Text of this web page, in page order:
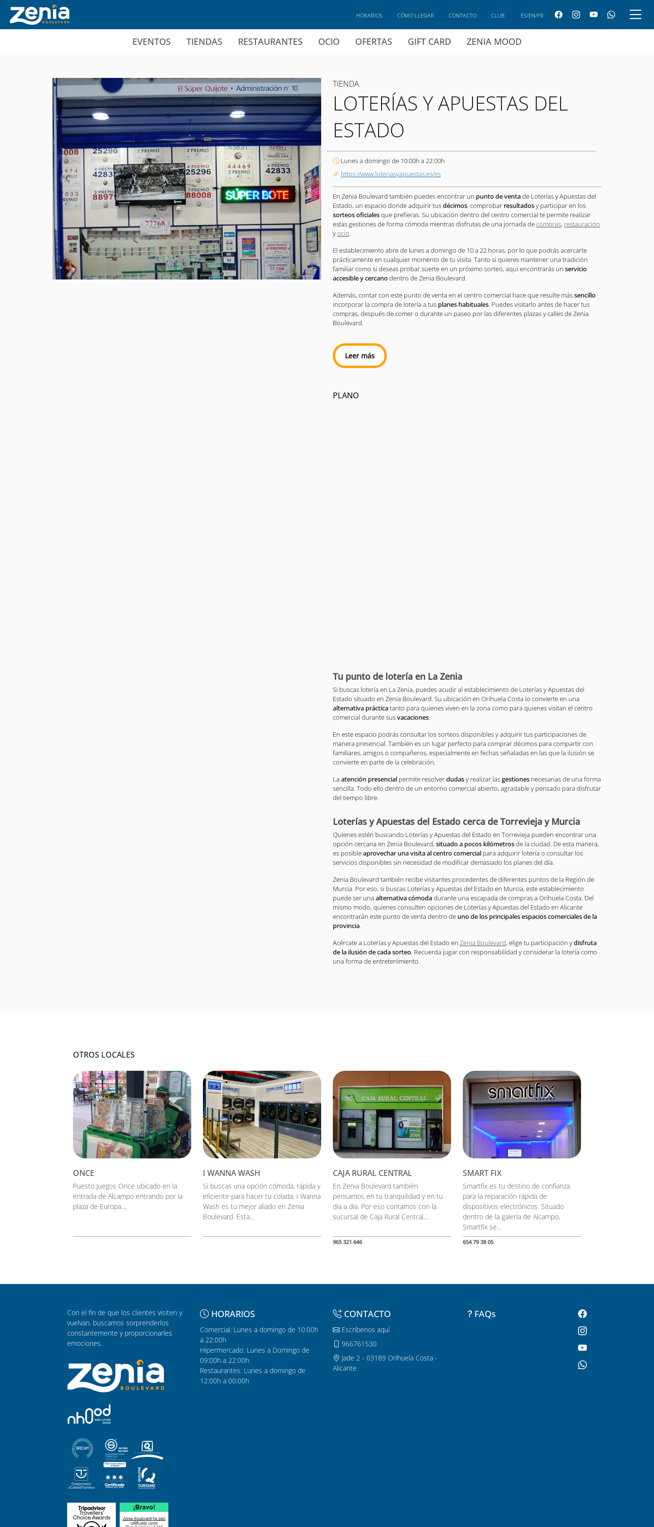
Ir al contenido principal
EVENTOS TIENDAS RESTAURANTES OCIO OFERTAS GIFT CARD ZENIA MOOD
HORARIOS CÓMO LLEGAR CONTACTO CLUB ES/EN/FR
TIENDA
LOTERÍAS Y APUESTAS DEL
ESTADO
Lunes a domingo de 10:00h a 22:00h
https://www.loteriasyapuestas.es/es
En Zenia Boulevard también puedes encontrar un punto de ventade Loterías y Apuestas del
Estado, un espacio donde adquirir tusdécimos, comprobar resultadosy participar en los
sorteos oficialesque prefieras. Su ubicación dentro del centro comercial te permite realizar
estas gestiones de forma cómoda mientras disfrutas de una jornada decompras, restauración
yocio.
El establecimiento abre de lunes a domingo de 10 a 22 horas, por lo que podrás acercarte
prácticamente en cualquier momento de tu visita. Tanto si quieres mantener una tradición
familiar como si deseas probar suerte en un próximo sorteo, aquí encontrarás un servicio
accesible y cercanodentro de Zenia Boulevard.
Además, contar con este punto de venta en el centro comercial hace que resulte mássencillo
incorporar la compra de lotería a tus planes habituales. Puedes visitarlo antes de hacer tus
compras, después de comer o durante un paseo por las diferentes plazas y calles de Zenia
Boulevard.
Leer más
PLANO
Tu punto de lotería en La Zenia
Si buscas lotería en La Zenia, puedes acudir al establecimiento de Loterías y Apuestas del
Estado situado en Zenia Boulevard. Su ubicación en Orihuela Costa lo convierte en una
alternativa prácticatanto para quienes viven en la zona como para quienes visitan el centro
comercial durante susvacaciones.
En este espacio podrás consultar los sorteos disponibles y adquirir tus participaciones de
manera presencial. También es un lugar perfecto para comprar décimos para compartir con
familiares, amigos o compañeros, especialmente en fechas señaladas en las que la ilusión se
convierte en parte de la celebración.
La atención presencial permite resolverdudasy realizar lasgestiones necesarias de una forma
sencilla. Todo ello dentro de un entorno comercial abierto, agradable y pensado para disfrutar
del tiempo libre.
Loterías y Apuestas del Estado cerca de Torrevieja y Murcia
Quienes estén buscando Loterías y Apuestas del Estado en Torrevieja pueden encontrar una
opción cercana en Zenia Boulevard, situado a pocos kilómetrosde la ciudad. De esta manera,
es posibleaprovechar una visita al centro comercial para adquirir lotería o consultar los
servicios disponibles sin necesidad de modificar demasiado los planes del día.
Zenia Boulevard también recibe visitantes procedentes de diferentes puntos de la Región de
Murcia. Por eso, si buscas Loterías y Apuestas del Estado en Murcia, este establecimiento
puede ser una alternativa cómodadurante una escapada de compras a Orihuela Costa. Del
mismo modo, quienes consulten opciones de Loterías y Apuestas del Estado en Alicante
encontrarán este punto de venta dentro de uno de los principales espacios comerciales de la
provincia.
Acércate a Loterías y Apuestas del Estado en Zenia Boulevard, elige tu participación ydisfruta
de la ilusión de cada sorteo. Recuerda jugar con responsabilidad y considerar la lotería como
una forma de entretenimiento.
OTROS LOCALES
ONCE
Puesto Juegos Once ubicado en la
entrada de Alcampo entrando por la
plaza de Europa....
I WANNA WASH
Si buscas una opción cómoda, rápida y
eficiente para hacer tu colada, I Wanna
Wash es tu mejor aliado en Zenia
Boulevard. Esta...
CAJA RURAL CENTRAL
En Zenia Boulevard también
pensamos en tu tranquilidad y en tu
día a día. Por eso contamos con la
sucursal de Caja Rural Central,...
965 321 646
SMART FIX
Smartfix es tu destino de confianza
para la reparación rápida de
dispositivos electrónicos. Situado
dentro de la galería de Alcampo,
Smartfix se...
654 79 38 05
Con el fin de que los clientes visiten y
vuelvan, buscamos sorprenderlos
constantemente y proporcionarles
emociones.
HORARIOS
Comercial: Lunes a domingo de 10:00h
a 22:00h
Hipermercado: Lunes a Domingo de
09:00h a 22:00h
Restaurantes: Lunes a domingo de
12:00h a 00:00h
CONTACTO
Escríbenos aquí
966761530
Jade 2 - 03189 Orihuela Costa -
Alicante
FAQs